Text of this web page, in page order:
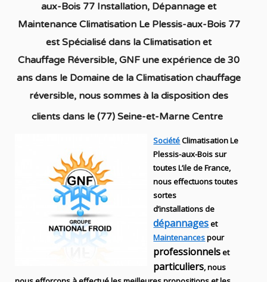
aux-Bois 77 Installation, Dépannage et
Maintenance Climatisation Le Plessis-aux-Bois 77
est Spécialisé dans la Climatisation et
Chauffage Réversible, GNF une expérience de 30
ans dans le Domaine de la Climatisation chauffage
réversible, nous sommes à la disposition des
clients dansle (77) Seine-et-Marne Centre
SociétéClimatisation Le
Plessis-aux-Bois sur
toutes L’ile de France,
nous effectuons toutes
sortes
d’installationsde
dépannageset
Maintenancespour
professionnelset
particuliers, nous